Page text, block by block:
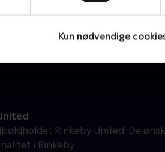
Kun nødvendige
rejsen mod
Rinkeby United. De
i Rinkeby